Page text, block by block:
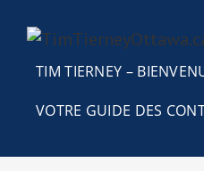
TIM TIERNEY –
VOTRE GUIDE DES